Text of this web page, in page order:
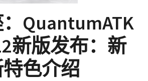
QuantumATK
新版发布：新
色介绍